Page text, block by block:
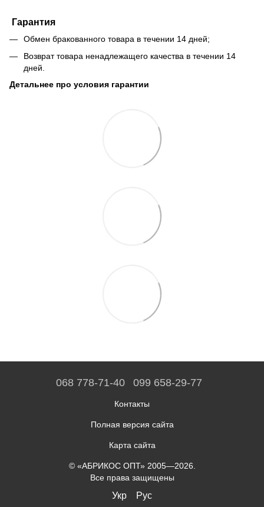
Гарантия
Обмен бракованного товара в течении 14 дней;
Возврат товара ненадлежащего качества в течении 14
дней.
Детальнее про условия гарантии
068 778-71-40 099 658-29-77
Контакты
Полная версия сайта
Карта сайта
© «АБРИКОС ОПТ» 2005—2026.
Все права защищены
Укр Рус